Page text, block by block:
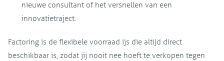
nieuwe consultant of het versnellen van een
innovatietraject.
Factoring is de flexibele voorraad ijs die altijd direct
beschikbaar is, zodat jij nooit nee hoeft te verkopen tegen